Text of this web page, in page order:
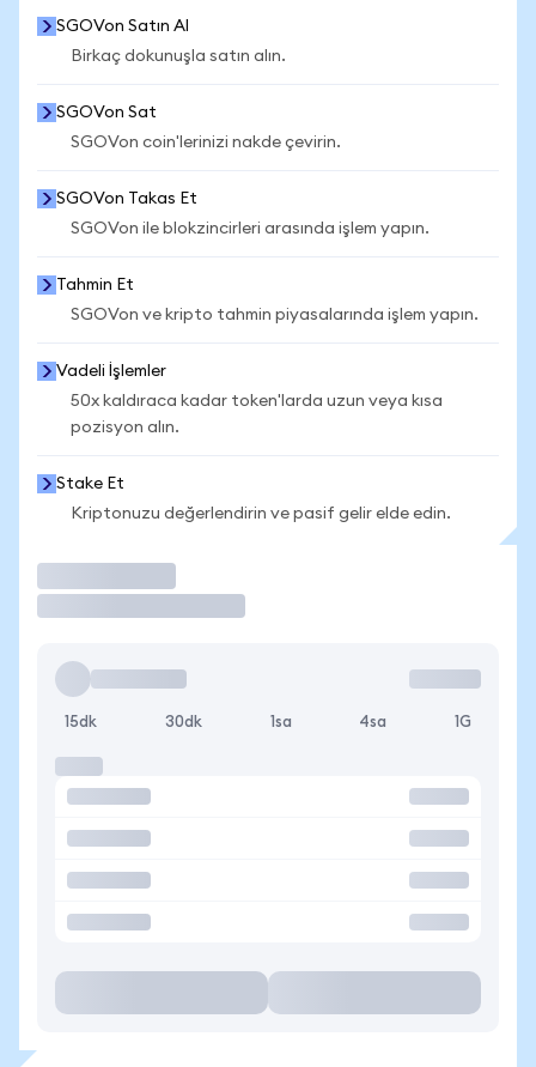
SGOVon Satın Al
Birkaç dokunuşla satın alın.
SGOVon Sat
SGOVon coin'lerinizi nakde çevirin.
SGOVon Takas Et
SGOVon ile blokzincirleri arasında işlem yapın.
Tahmin Et
SGOVon ve kripto tahmin piyasalarında işlem yapın.
Vadeli İşlemler
50x kaldıraca kadar token'larda uzun veya kısa
pozisyon alın.
Stake Et
Kriptonuzu değerlendirin ve pasif gelir elde edin.
15dk 30dk 1sa 4sa 1G